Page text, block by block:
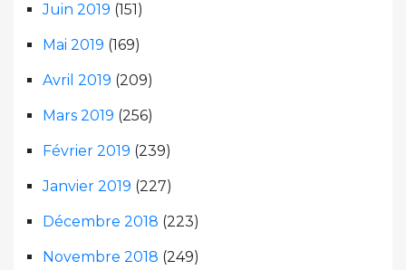
Juin 2019 (151)
Mai 2019 (169)
Avril 2019 (209)
Mars 2019 (256)
Février 2019 (239)
Janvier 2019 (227)
Décembre 2018 (223)
Novembre 2018 (249)